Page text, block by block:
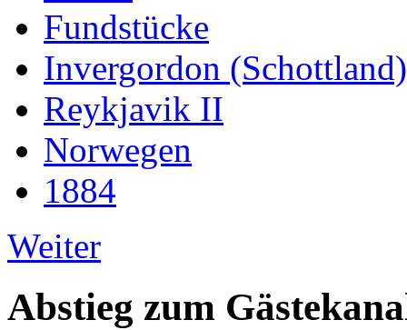
Fundstücke
Invergordon (Schottland)
Reykjavik II
Norwegen
1884
Weiter
Abstieg zum